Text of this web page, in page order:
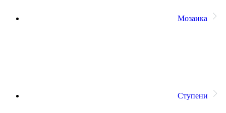
Мозаика
Ступени